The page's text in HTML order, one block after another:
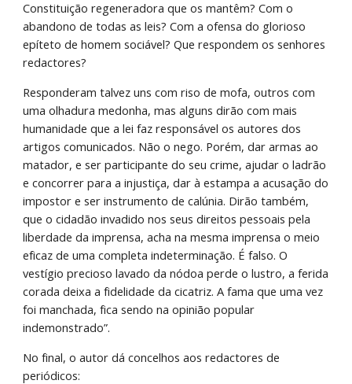
Constituição regeneradora que os mantêm? Com o
abandono de todas as leis? Com a ofensa do glorioso
epíteto de homem sociável? Que respondem os senhores
redactores?
Responderam talvez uns com riso de mofa, outros com
uma olhadura medonha, mas alguns dirão com mais
humanidade que a lei faz responsável os autores dos
artigos comunicados. Não o nego. Porém, dar armas ao
matador, e ser participante do seu crime, ajudar o ladrão
e concorrer para a injustiça, dar à estampa a acusação do
impostor e ser instrumento de calúnia. Dirão também,
que o cidadão invadido nos seus direitos pessoais pela
liberdade da imprensa, acha na mesma imprensa o meio
eficaz de uma completa indeterminação. É falso. O
vestígio precioso lavado da nódoa perde o lustro, a ferida
corada deixa a fidelidade da cicatriz. A fama que uma vez
foi manchada, fica sendo na opinião popular
indemonstrado”.
No final, o autor dá concelhos aos redactores de
periódicos: